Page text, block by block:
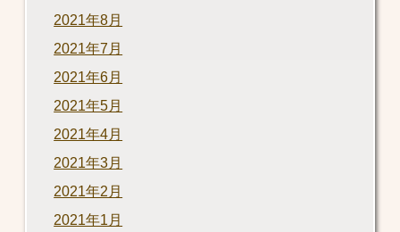
2021年8月
2021年7月
2021年6月
2021年5月
2021年4月
2021年3月
2021年2月
2021年1月